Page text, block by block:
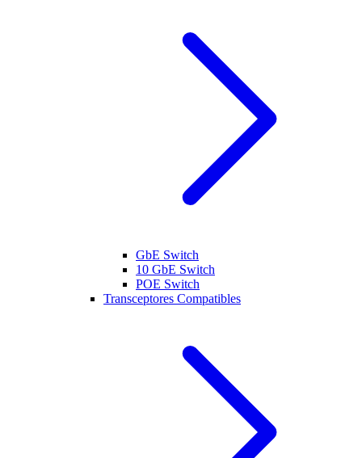
GbE Switch
10 GbE Switch
POE Switch
Transceptores Compatibles